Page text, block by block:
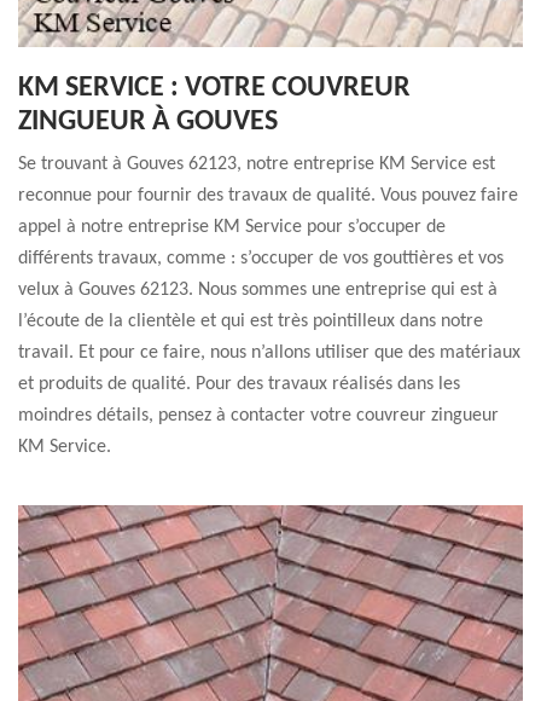
KM SERVICE : VOTRE COUVREUR
ZINGUEUR À GOUVES
Se trouvant à Gouves 62123, notre entreprise KM Service est
reconnue pour fournir des travaux de qualité. Vous pouvez faire
appel à notre entreprise KM Service pour s’occuper de
différents travaux, comme : s’occuper de vos gouttières et vos
velux à Gouves 62123. Nous sommes une entreprise qui est à
l’écoute de la clientèle et qui est très pointilleux dans notre
travail. Et pour ce faire, nous n’allons utiliser que des matériaux
et produits de qualité. Pour des travaux réalisés dans les
moindres détails, pensez à contacter votre couvreur zingueur
KM Service.